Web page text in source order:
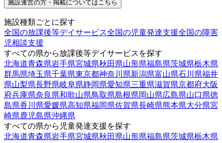
施設運営の方・掲載についてはこちら
施設種類ごとに探す
全国の放課後等デイサービス全国の児童発達支援全国の障害
児相談支援
すべての県から放課後等デイサービスを探す
北海道青森県岩手県宮城県秋田県山形県福島県茨城県栃木県
群馬県埼玉県千葉県東京都神奈川県新潟県富山県石川県福井
県山梨県長野県岐阜県静岡県愛知県三重県滋賀県京都府大阪
府兵庫県奈良県和歌山県鳥取県島根県岡山県広島県山口県徳
島県香川県愛媛県高知県福岡県佐賀県長崎県熊本県大分県宮
崎県鹿児島県沖縄県
すべての県から児童発達支援を探す
北海道青森県岩手県宮城県秋田県山形県福島県茨城県栃木県